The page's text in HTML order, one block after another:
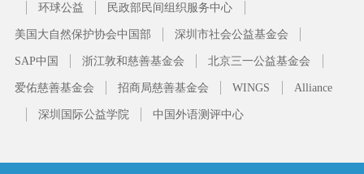
环球公益 民政部民间组织服务中心
美国大自然保护协会中国部 深圳市社会公益基金会
SAP中国 浙江敦和慈善基金会 北京三一公益基金会
爱佑慈善基金会 招商局慈善基金会 WINGS Alliance
深圳国际公益学院 中国外语测评中心